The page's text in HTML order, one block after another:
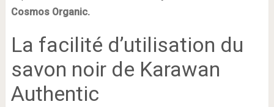
Cosmos Organic.
La facilité d’utilisation du
savon noir de Karawan
Authentic